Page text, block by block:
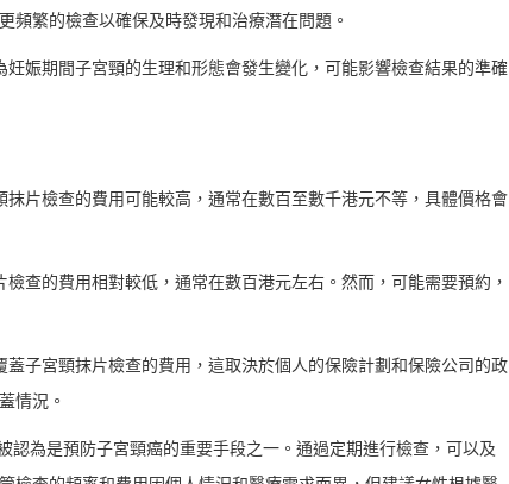
頻繁的檢查以確保及時發現和治療潛在問題。
娠期間子宮頸的生理和形態會發生變化，可能影響檢查結果的準確
片檢查的費用可能較高，通常在數百至數千港元不等，具體價格會
查的費用相對較低，通常在數百港元左右。然而，可能需要預約，
子宮頸抹片檢查的費用，這取決於個人的保險計劃和保險公司的政
情況。
認為是預防子宮頸癌的重要手段之一。通過定期進行檢查，可以及